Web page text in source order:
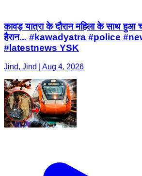
कावड़ यात्रा के दौरान महिला के साथ हुआ
हैरान... #kawadyatra #police
#latestnews YSK
Jind, Jind | Aug 4, 2026